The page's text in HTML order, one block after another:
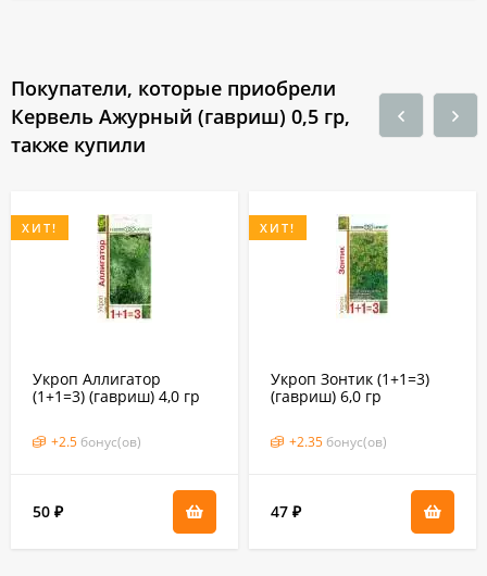
Покупатели, которые приобрели
Кервель Ажурный (гавриш) 0,5 гр,
также купили
ХИТ!
Укроп Аллигатор
(1+1=3) (гавриш) 4,0 гр
+2.5 бонус(ов)
50 ₽
ХИТ!
Укроп Зонтик (1+1=3)
(гавриш) 6,0 гр
+2.35 бонус(ов)
47 ₽